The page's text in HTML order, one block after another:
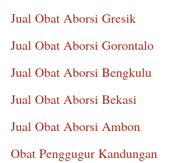
Jual Obat Aborsi Gresik
Jual Obat Aborsi Gorontalo
Jual Obat Aborsi Bengkulu
Jual Obat Aborsi Bekasi
Jual Obat Aborsi Ambon
Obat Penggugur Kandungan